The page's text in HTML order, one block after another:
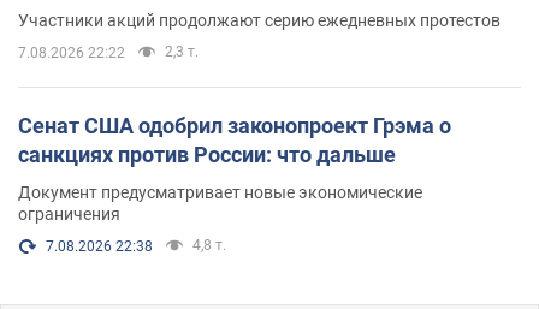
Участники акций продолжают серию ежедневных протестов
7.08.2026 22:22 2,3 т.
Сенат США одобрил законопроект Грэма о
санкциях против России: что дальше
Документ предусматривает новые экономические
ограничения
7.08.2026 22:38 4,8 т.